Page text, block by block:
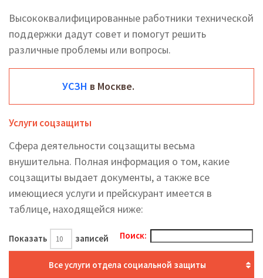
Высококвалифицированные работники технической
поддержки дадут совет и помогут решить
различные проблемы или вопросы.
УСЗН в Москве.
Услуги соцзащиты
Сфера деятельности соцзащиты весьма
внушительна. Полная информация о том, какие
соцзащиты выдает документы, а также все
имеющиеся услуги и прейскурант имеется в
таблице, находящейся ниже:
Показать записей Поиск:
Все услуги отдела социальной защиты